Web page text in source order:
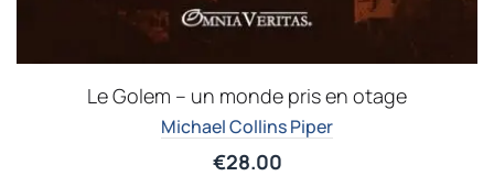
Le Golem – un monde pris en otage
Michael Collins Piper
€28.00